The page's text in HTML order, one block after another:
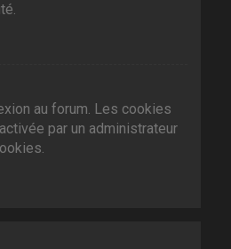
au forum. Les cookies
par un administrateur